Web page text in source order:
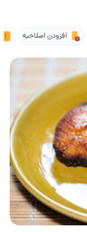
افزودن اصلاحیه